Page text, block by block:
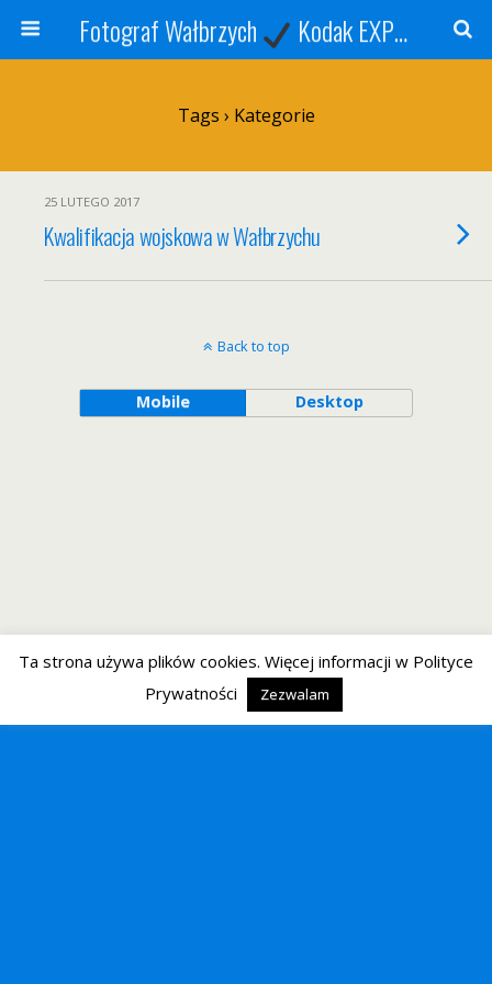
Fotograf Wałbrzych Kodak EXPRESS
Tags › Kategorie
25 LUTEGO 2017
Kwalifikacja wojskowa w Wałbrzychu
Back to top
Mobile Desktop
Ta strona używa plików cookies. Więcej informacji w Polityce
Prywatności
Zezwalam